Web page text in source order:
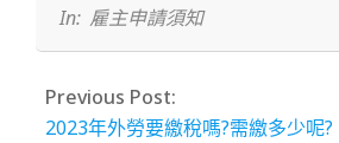
03
In: 雇主申請須知
Previous Post:
2023年外勞要繳稅嗎?需繳多少呢?